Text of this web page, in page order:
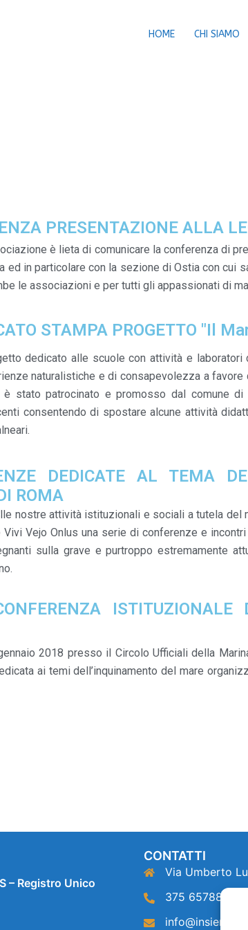
HOME CHI SIAMO
PRESENTAZIONE ALLA
è lieta di comunicare la conferenza di
ed in particolare con la sezione di Ostia con cui
le associazioni e per tutti gli appassionati di
STAMPA PROGETTO "Il
dedicato alle scuole con attività e
naturalistiche e di consapevolezza a
stato patrocinato e promosso dal comune
consentendo di spostare alcune attività
DEDICATE AL TEMA
ROMA
nostre attività istituzionali e sociali a tutela
Vivi Vejo Onlus una serie di conferenze e
sulla grave e purtroppo estremamente
ISTITUZIONALE
2018 presso il Circolo Ufficiali della
ai temi dell’inquinamento del mare
– Registro Unico
CONTATTI
Via Umberto
375 6578808